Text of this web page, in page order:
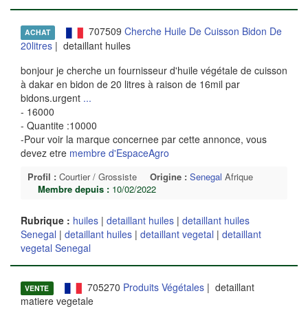
ACHAT 707509 Cherche Huile De Cuisson Bidon De
20litres | detaillant huiles
bonjour je cherche un fournisseur d'huile végétale de cuisson
à dakar en bidon de 20 litres à raison de 16mil par
bidons.urgent ...
- 16000
- Quantite :10000
-Pour voir la marque concernee par cette annonce, vous
devez etre membre d'EspaceAgro
Profil : Courtier / Grossiste Origine : Senegal Afrique
Membre depuis : 10/02/2022
Rubrique : huiles | detaillant huiles | detaillant huiles
Senegal | detaillant huiles | detaillant vegetal | detaillant
vegetal Senegal
VENTE 705270 Produits Végétales| detaillant
matiere vegetale